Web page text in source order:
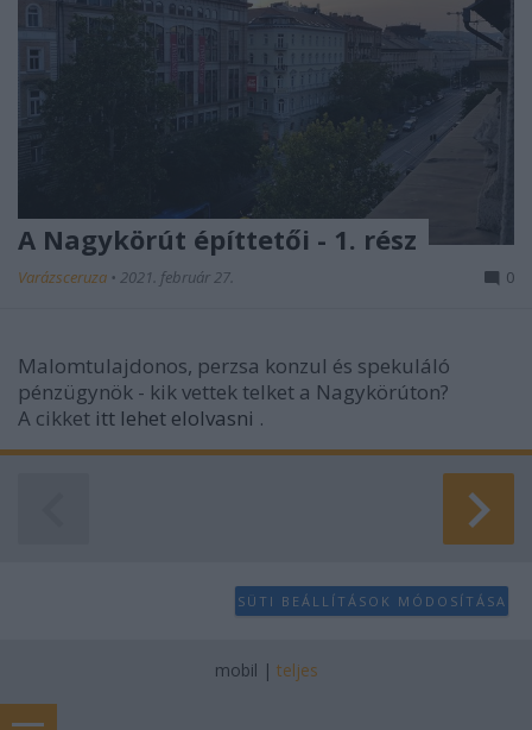
A Nagykörút építtetői - 1. rész
Varázsceruza • 2021. február 27. 0
Malomtulajdonos, perzsa konzul és spekuláló
pénzügynök - kik vettek telket a Nagykörúton?
A cikket itt lehet elolvasni .
SÜTI BEÁLLÍTÁSOK MÓDOSÍTÁSA
mobil | teljes